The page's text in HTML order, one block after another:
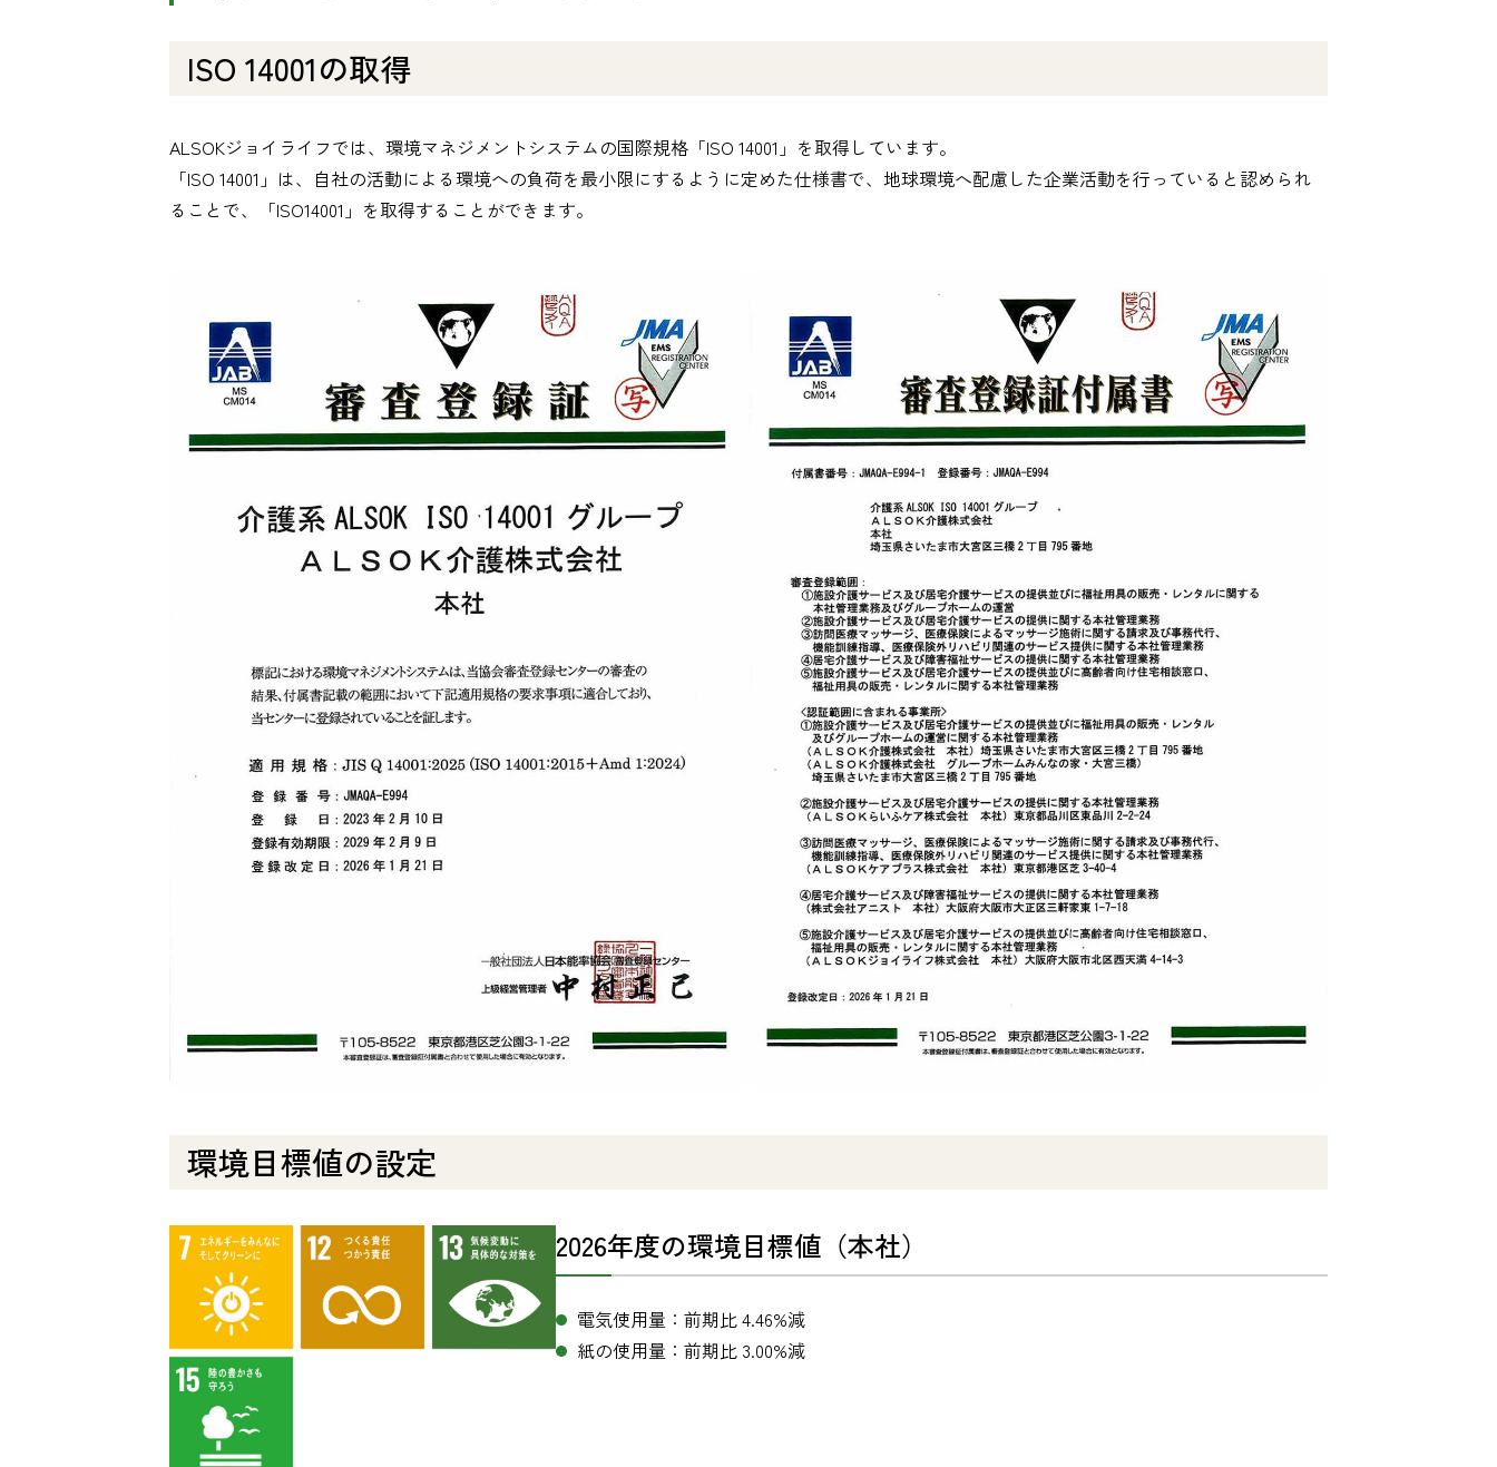
ISO 14001の取得
ALSOKジョイライフでは、環境マネジメントシステムの国際規格「ISO 14001」を取得しています。
「ISO 14001」は、自社の活動による環境への負荷を最小限にするように定めた仕様書で、地球環境へ配慮した企業活動を行っていると認められ
ることで、「ISO14001」を取得することができます。
環境目標値の設定
2026年度の環境目標値（本社）
電気使用量：前期比 4.46%減
紙の使用量：前期比 3.00%減